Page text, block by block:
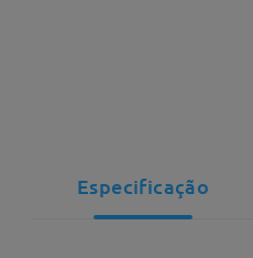
Especificação